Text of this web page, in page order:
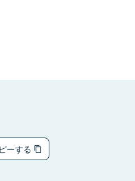
ーする